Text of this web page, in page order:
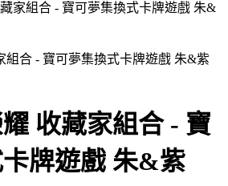
家組合 - 寶可夢集換式卡牌遊戲 朱&
收藏家組合 - 寶
牌遊戲 朱&紫